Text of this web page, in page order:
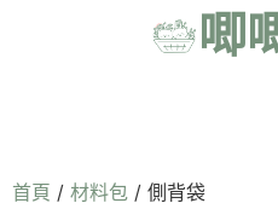
唧
首頁 / 材料包 / 側背袋